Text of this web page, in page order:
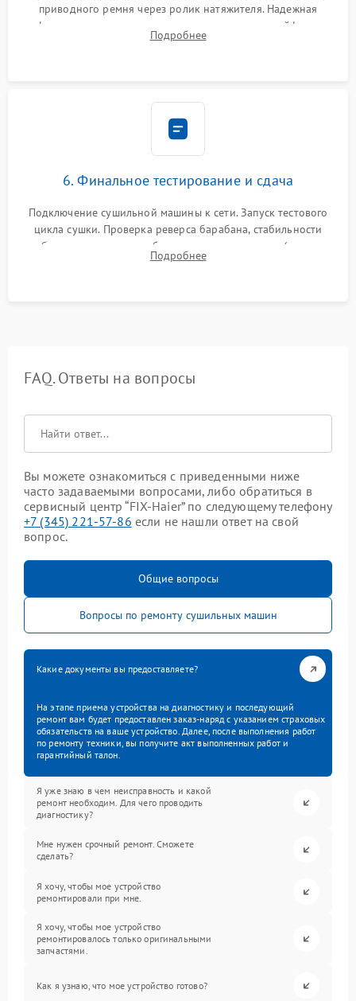
приводного ремня через ролик натяжителя. Надежная
фиксация всех узлов, подключение клемм и шлейфов к
модулю управления. Монтаж корпусных панелей, люка и
Подробнее
6. Финальное тестирование и сдача
Подключение сушильной машины к сети. Запуск тестового
цикла сушки. Проверка реверса барабана, стабильности
набора температуры, работы дренажного насоса (откачка
конденсата) и отсутствия посторонних скрипов, стуков или
Подробнее
FAQ. Ответы на вопросы
Вы можете ознакомиться с приведенными ниже
часто задаваемыми вопросами, либо обратиться в
сервисный центр “FIX-Haier” по следующему телефону
+7 (345) 221-57-86 если не нашли ответ на свой
вопрос.
Общие вопросы
Вопросы по ремонту сушильных машин
Какие документы вы предоставляете?
На этапе приема устройства на диагностику и последующий
ремонт вам будет предоставлен заказ-наряд с указанием страховых
обязательств на ваше устройство. Далее, после выполнения работ
по ремонту техники, вы получите акт выполненных работ и
гарантийный талон.
Я уже знаю в чем неисправность и какой
ремонт необходим. Для чего проводить
диагностику?
Мне нужен срочный ремонт. Сможете
сделать?
Я хочу, чтобы мое устройство
ремонтировали при мне.
Я хочу, чтобы мое устройство
ремонтировалось только оригинальными
запчастями.
Как я узнаю, что мое устройство готово?